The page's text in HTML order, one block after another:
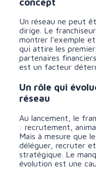
Un réseau ne peut
dirige. Le
montrer l’exemple
qui attire les
partenaires
est un facteur
Un rôle qui
réseau
Au lancement, le
: recrutement,
Mais à mesure que
déléguer, recruter
stratégique. Le
évolution est une